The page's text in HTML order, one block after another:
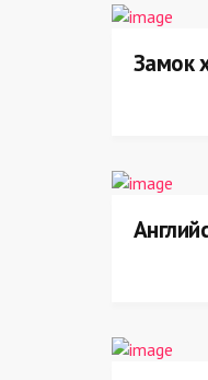
Замок